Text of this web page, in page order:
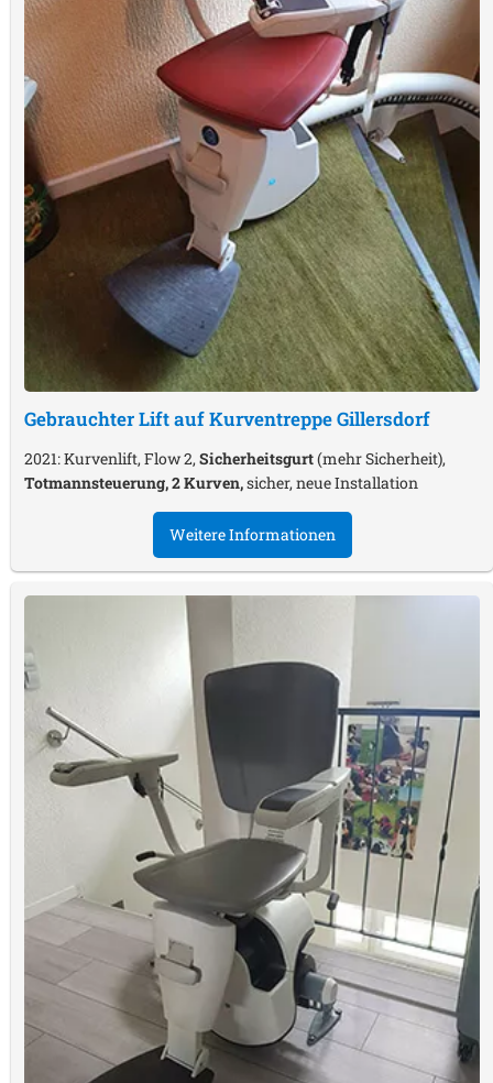
Gebrauchter Lift auf KurventreppeGillersdorf
2021: Kurvenlift, Flow 2, Sicherheitsgurt(mehr Sicherheit),
Totmannsteuerung, 2 Kurven,sicher, neue Installation
Weitere Informationen